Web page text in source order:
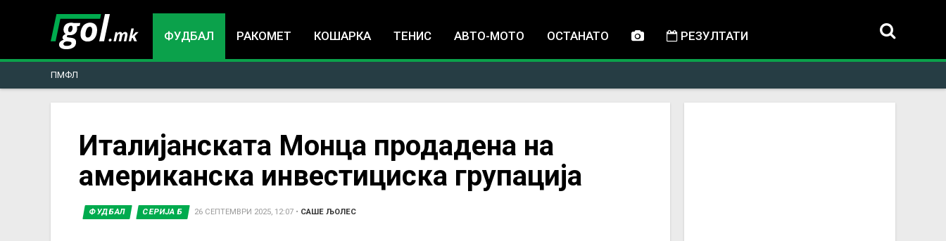
ФУДБАЛ РАКОМЕТ КОШАРКА ТЕНИС АВТО-МОТО ОСТАНАТО РЕЗУЛТАТИ
ПМФЛ
here
Италијанската Монца продадена на
американска инвестициска групација
ФУДБАЛ СЕРИЈА Б 26 СЕПТЕМВРИ 2025, 12:07 • САШЕ ЉОЛЕС